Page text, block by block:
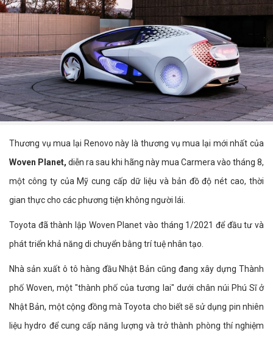
Thương vụ mua lại Renovo này là thương vụ mua lại mới nhất của
Woven Planet, diễn ra sau khi hãng này mua Carmera vào tháng 8,
một công ty của Mỹ cung cấp dữ liệu và bản đồ độ nét cao, thời
gian thực cho các phương tiện không người lái.
Toyota đã thành lập Woven Planet vào tháng 1/2021 để đầu tư và
phát triển khả năng di chuyển bằng trí tuệ nhân tạo.
Nhà sản xuất ô tô hàng đầu Nhật Bản cũng đang xây dựng Thành
phố Woven, một "thành phố của tương lai" dưới chân núi Phú Sĩ ở
Nhật Bản, một cộng đồng mà Toyota cho biết sẽ sử dụng pin nhiên
liệu hydro để cung cấp năng lượng và trở thành phòng thí nghiệm